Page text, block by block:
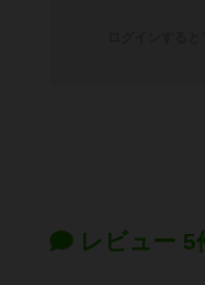
レビュー 5